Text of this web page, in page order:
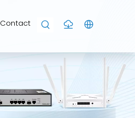
Contact